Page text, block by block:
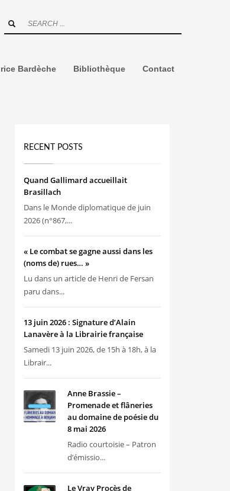
Bardèche Bibliothèque Contact
RECENT POSTS
Quand Gallimard accueillait
Brasillach
Dans le Monde diplomatique de juin
2026 (n°867,...
« Le combat se gagne aussi dans les
(noms de) rues… »
Lu dans un article de Henri de Fersan
paru dans...
13 juin 2026 : Signature d’Alain
Lanavère à la Librairie française
Samedi 13 juin 2026, de 15h à 18h, à la
Librair...
Anne Brassie –
Promenade et flâneries
au domaine de poésie du
8 mai 2026
Radio courtoisie – Patron
d’émissio...
Le Vray Procès de